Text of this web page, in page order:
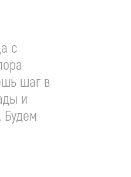
с
шаг в
и
Будем